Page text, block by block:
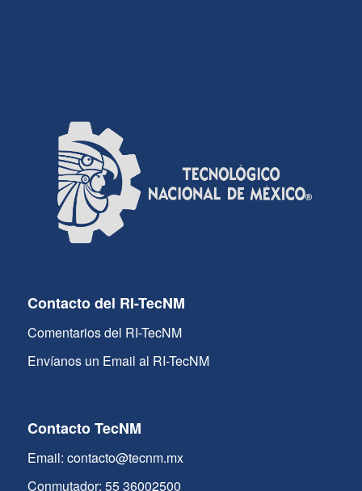
Contacto del RI-TecNM
Comentarios del RI-TecNM
Envíanos un Email al RI-TecNM
Contacto TecNM
Email: contacto@tecnm.mx
Conmutador: 55 36002500